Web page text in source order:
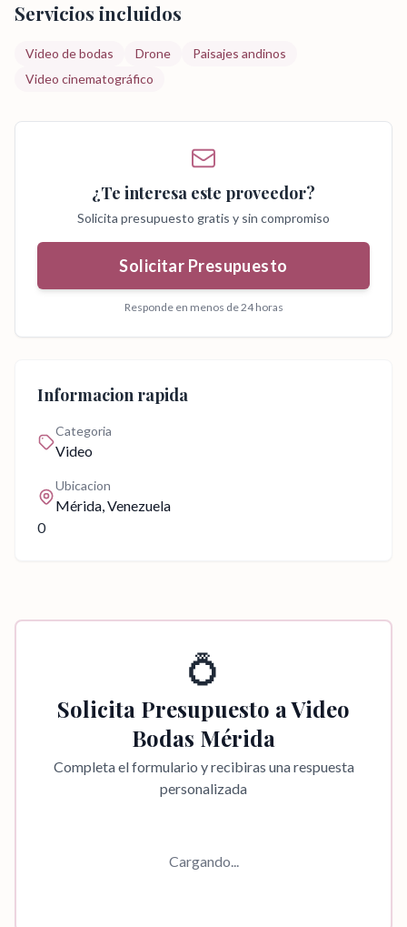
Servicios incluidos
Video de bodas Drone
Paisajes andinos
Video cinematográfico
¿Te interesa este proveedor?
Solicita presupuesto gratis y sin compromiso
Solicitar Presupuesto
Responde en menos de 24 horas
Informacion rapida
Categoria
Video
Ubicacion
Mérida, Venezuela
0
💍
Solicita Presupuesto aVideo
Bodas Mérida
Completa el formulario y recibiras una respuesta
personalizada
Cargando...